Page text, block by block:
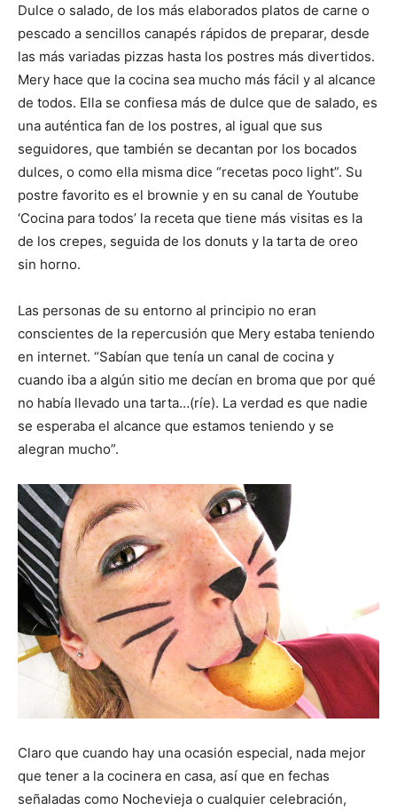
Dulce o salado, de los más elaborados platos de carne o
pescado a sencillos canapés rápidos de preparar, desde
las más variadas pizzas hasta los postres más divertidos.
Mery hace que la cocina sea mucho más fácil y al alcance
de todos. Ella se confiesa más de dulce que de salado, es
una auténtica fan de los postres, al igual que sus
seguidores, que también se decantan por los bocados
dulces, o como ella misma dice “recetas poco light”. Su
postre favorito es el brownie y en su canal de Youtube
‘Cocina para todos’ la receta que tiene más visitas es la
de los crepes, seguida de los donuts y la tarta de oreo
sin horno.
Las personas de su entorno al principio no eran
conscientes de la repercusión que Mery estaba teniendo
en internet. “Sabían que tenía un canal de cocina y
cuando iba a algún sitio me decían en broma que por qué
no había llevado una tarta…(ríe). La verdad es que nadie
se esperaba el alcance que estamos teniendo y se
alegran mucho”.
Claro que cuando hay una ocasión especial, nada mejor
que tener a la cocinera en casa, así que en fechas
señaladas como Nochevieja o cualquier celebración,